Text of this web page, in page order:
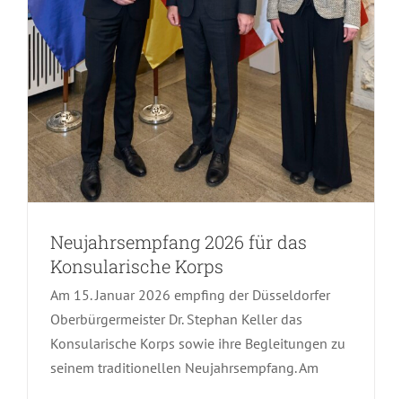
Neujahrsempfang 2026 für das
Konsularische Korps
Am 15. Januar 2026 empfing der Düsseldorfer
Oberbürgermeister Dr. Stephan Keller das
Konsularische Korps sowie ihre Begleitungen zu
seinem traditionellen Neujahrsempfang. Am
Final Four der IFAF Men’s European
Championship 2025: Offizieller
Empfang in Krefeld